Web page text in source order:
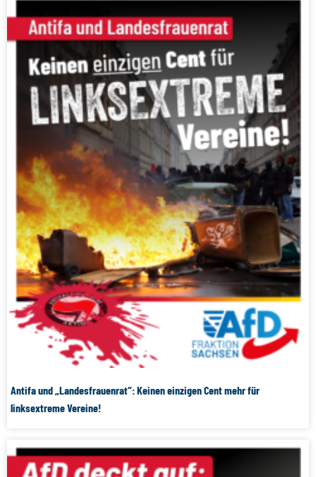
Antifa und „Landesfrauenrat“: Keinen einzigen Cent mehr für
linksextreme Vereine!